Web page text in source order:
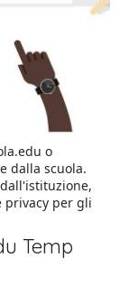
o
dalla scuola.
privacy per gli
Temp